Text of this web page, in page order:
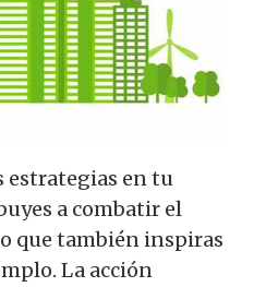
estrategias en tu
a combatir el
que también inspiras
La acción